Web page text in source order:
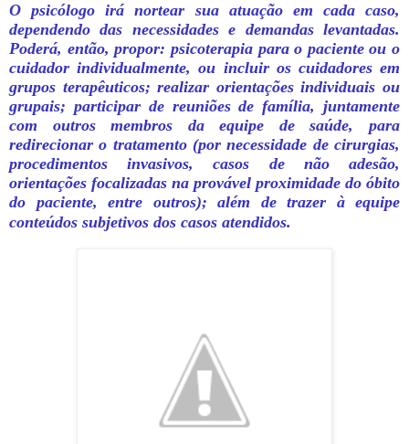
O psicólogo irá nortear sua atuação em cada caso,
dependendo das necessidades e demandas levantadas.
Poderá, então, propor: psicoterapia para o paciente ou o
cuidador individualmente, ou incluir os cuidadores em
grupos terapêuticos; realizar orientações individuais ou
grupais; participar de reuniões de família, juntamente
com outros membros da equipe de saúde, para
redirecionar o tratamento (por necessidade de cirurgias,
procedimentos invasivos, casos de não adesão,
orientações focalizadas na provável proximidade do óbito
do paciente, entre outros); além de trazer à equipe
conteúdos subjetivos dos casos atendidos.